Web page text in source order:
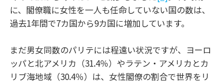
に、閣僚職に女性を一人も任命していない国の数は、
過去1年間で7カ国から9カ国に増加しています。
まだ男女同数のパリテには程遠い状況ですが、ヨーロ
ッパと北アメリカ（31.4％）やラテン・アメリカとカ
リブ海地域（30.4％）は、女性閣僚の割合で世界をリ